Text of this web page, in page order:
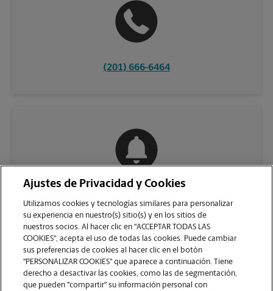
(201) 666-6464
Ajustes de Privacidad y Cookies
Utilizamos cookies y tecnologías similares para personalizar
su experiencia en nuestro(s) sitio(s) y en los sitios de
nuestros socios. Al hacer clic en "ACCEPTAR TODAS LAS
COOKIES", acepta el uso de todas las cookies. Puede cambiar
sus preferencias de cookies al hacer clic en el botón
"PERSONALIZAR COOKIES" que aparece a continuación. Tiene
derecho a desactivar las cookies, como las de segmentación,
que pueden "compartir" su información personal con